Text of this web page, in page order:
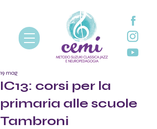
IC13: corsi per la
primaria alle scuole
Tambroni
19 mag